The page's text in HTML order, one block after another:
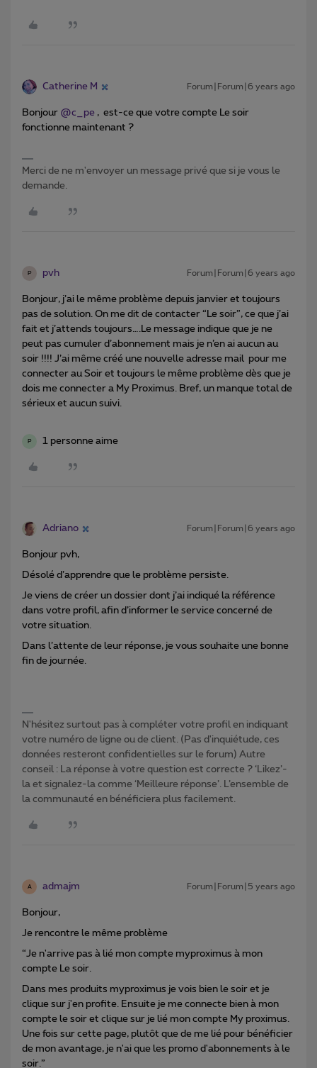
Catherine M Forum|Forum|6 years ago
Bonjour @c_pe , est-ce que votre compte Le soir
fonctionne maintenant ?
Merci de ne m'envoyer un message privé que si je vous le
demande.
P pvh Forum|Forum|6 years ago
Bonjour, j’ai le même problème depuis janvier et toujours
pas de solution. On me dit de contacter “Le soir”, ce que j’ai
fait et j’attends toujours….Le message indique que je ne
peut pas cumuler d’abonnement mais je n’en ai aucun au
soir !!!! J’ai même créé une nouvelle adresse mail pour me
connecter au Soir et toujours le même problème dès que je
dois me connecter a My Proximus. Bref, un manque total de
sérieux et aucun suivi.
P 1 personne aime
Adriano Forum|Forum|6 years ago
Bonjour pvh,
Désolé d’apprendre que le problème persiste.
Je viens de créer un dossier dont j’ai indiqué la référence
dans votre profil, afin d’informer le service concerné de
votre situation.
Dans l’attente de leur réponse, je vous souhaite une bonne
fin de journée.
N'hésitez surtout pas à compléter votre profil en indiquant
votre numéro de ligne ou de client. (Pas d'inquiétude, ces
données resteront confidentielles sur le forum) Autre
conseil : La réponse à votre question est correcte ? ‘Likez’-
la et signalez-la comme ‘Meilleure réponse’. L’ensemble de
la communauté en bénéficiera plus facilement.
A admajm Forum|Forum|5 years ago
Bonjour,
Je rencontre le même problème
“Je n'arrive pas à lié mon compte myproximus à mon
compte Le soir.
Dans mes produits myproximus je vois bien le soir et je
clique sur j'en profite. Ensuite je me connecte bien à mon
compte le soir et clique sur je lié mon compte My proximus.
Une fois sur cette page, plutôt que de me lié pour bénéficier
de mon avantage, je n'ai que les promo d'abonnements à le
soir.”